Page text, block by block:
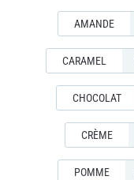
AMANDE
CARAMEL
CHOCOLAT
CRÈME
POMME